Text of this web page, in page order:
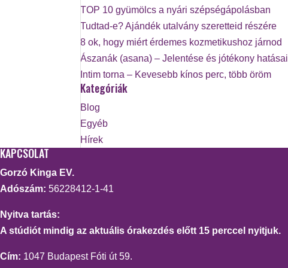
TOP 10 gyümölcs a nyári szépségápolásban
Tudtad-e? Ajándék utalvány szeretteid részére
8 ok, hogy miért érdemes kozmetikushoz járnod
Ászanák (asana) – Jelentése és jótékony hatásai
Intim torna – Kevesebb kínos perc, több öröm
Kategóriák
Blog
Egyéb
Hírek
KAPCSOLAT
Gorzó Kinga EV.
Adószám: 56228412-1-41
Nyitva tartás:
A stúdiót mindig az aktuális órakezdés előtt 15 perccel nyitjuk.
Cím: 1047 Budapest Fóti út 59.